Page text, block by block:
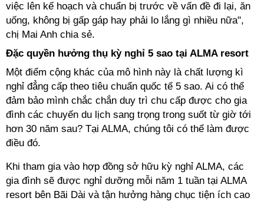
việc lên kế hoạch và chuẩn bị trước về vấn đề đi lại, ăn
uống, không bị gấp gáp hay phải lo lắng gì nhiều nữa",
chị Mai Anh chia sẻ.
Đặc quyền hưởng thụ kỳ nghỉ 5 sao tại ALMA resort
Một điểm cộng khác của mô hình này là chất lượng kì
nghỉ đẳng cấp theo tiêu chuẩn quốc tế 5 sao. Ai có thể
đảm bảo mình chắc chắn duy trì chu cấp được cho gia
đình các chuyến du lịch sang trọng trong suốt từ giờ tới
hơn 30 năm sau? Tại ALMA, chúng tôi có thể làm được
điều đó.
Khi tham gia vào hợp đồng sở hữu kỳ nghỉ ALMA, các
gia đình sẽ được nghỉ dưỡng mỗi năm 1 tuần tại ALMA
resort bên Bãi Dài và tận hưởng hàng chục tiện ích cao